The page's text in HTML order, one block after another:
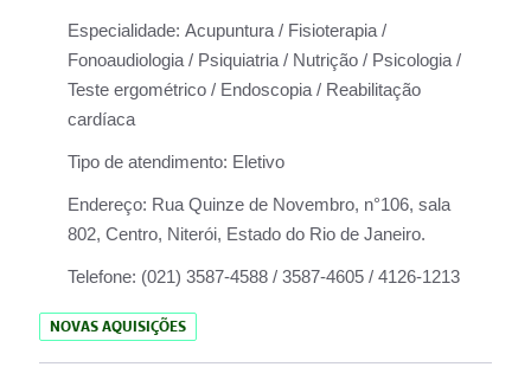
Especialidade: Acupuntura / Fisioterapia /
Fonoaudiologia / Psiquiatria / Nutrição / Psicologia /
Teste ergométrico / Endoscopia / Reabilitação
cardíaca
Tipo de atendimento: Eletivo
Endereço: Rua Quinze de Novembro, n°106, sala
802, Centro, Niterói, Estado do Rio de Janeiro.
Telefone: (021) 3587-4588 / 3587-4605 / 4126-1213
NOVAS AQUISIÇÕES